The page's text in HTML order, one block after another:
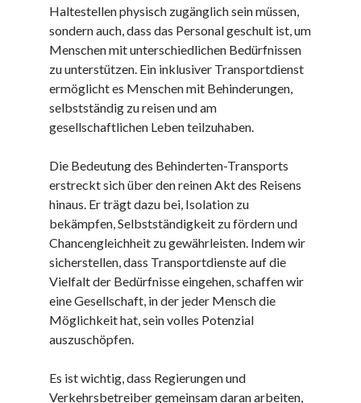
Juni 2024
Mai 2024
April 2024
März 2024
Februar 2024
Januar 2024
Dezember 2023
Kategorien
barrierefreie website
din 18040
fachkraft
ferienhaus
ferienwohnung
ferienwohnung mit pflegebett nordsee
Haltestellen physisch zugänglich sein müssen,
sondern auch, dass das Personal geschult ist, um
Menschen mit unterschiedlichen Bedürfnissen
zu unterstützen. Ein inklusiver Transportdienst
ermöglicht es Menschen mit Behinderungen,
selbstständig zu reisen und am
gesellschaftlichen Leben teilzuhaben.
Die Bedeutung des Behinderten-Transports
erstreckt sich über den reinen Akt des Reisens
hinaus. Er trägt dazu bei, Isolation zu
bekämpfen, Selbstständigkeit zu fördern und
Chancengleichheit zu gewährleisten. Indem wir
sicherstellen, dass Transportdienste auf die
Vielfalt der Bedürfnisse eingehen, schaffen wir
eine Gesellschaft, in der jeder Mensch die
Möglichkeit hat, sein volles Potenzial
auszuschöpfen.
Es ist wichtig, dass Regierungen und
Verkehrsbetreiber gemeinsam daran arbeiten,